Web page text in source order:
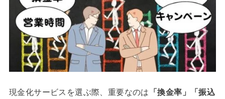
現金化サービスを選ぶ際、重要なのは
「換金率」「振込